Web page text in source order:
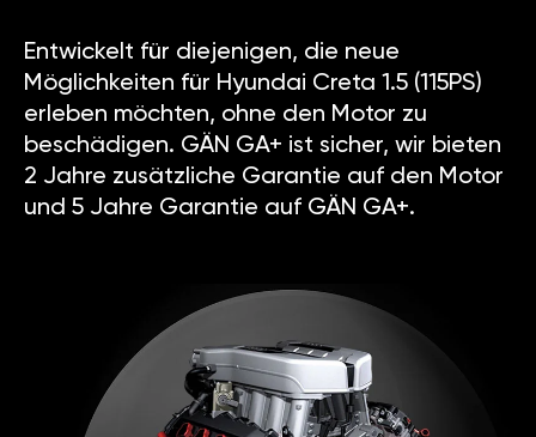
Entwickelt für diejenigen, die neue
Möglichkeiten für Hyundai Creta 1.5 (115PS)
erleben möchten, ohne den Motor zu
beschädigen. GÄN GA+ ist sicher, wir bieten
2 Jahre zusätzliche Garantie auf den Motor
und 5 Jahre Garantie auf GÄN GA+.